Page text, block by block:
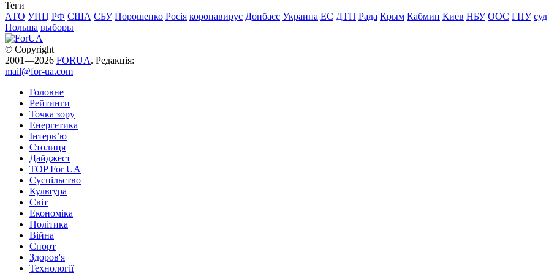
Теги
АТО УПЦ РФ США СБУ Порошенко Росія коронавирус Донбасс Украина ЕС ДТП Рада Крым Кабмин Киев НБУ ООС ГПУ суд
Польша выборы
© Copyright
2001—2026 FORUA. Редакція:
mail@for-ua.com
Головне
Рейтинги
Точка зору
Енергетика
Інтерв’ю
Столиця
Дайджест
TOP For UA
Суспiльство
Культура
Світ
Економіка
Політика
Війна
Спорт
Здоров'я
Технології